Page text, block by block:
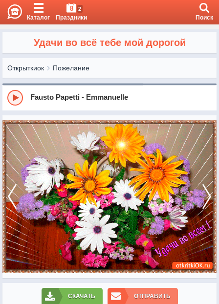
Каталог
8 2
Праздники Поиск
Удачи во всё тебе мой дорогой
Открыткиок Пожелание
Fausto Papetti - Emmanuelle
СКАЧАТЬ ОТПРАВИТЬ